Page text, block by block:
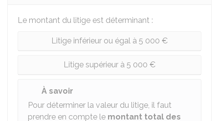
Le montant du litige est déterminant :
Litige inférieur ou égal à 5 000 €
Litige supérieur à 5 000 €
À savoir
Pour déterminer la valeur du litige, il faut
prendre en compte le montant total des